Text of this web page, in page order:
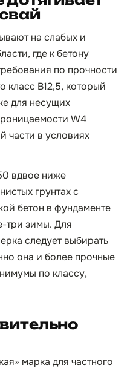
на слабых и
где к бетону
по прочности
класс B12,5, который
для несущих
W4
части в условиях
вдвое ниже
грунтах с
бетон в фундаменте
три зимы. Для
следует выбирать
она и более прочные
по классу,
марка для частного